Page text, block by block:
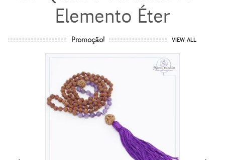
Elemento Éter
Promoção! VIEW ALL